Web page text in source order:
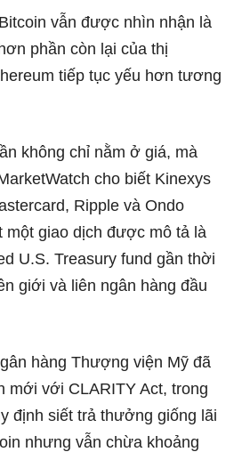
vẫn được nhìn nhận là
phần còn lại của thị
tiếp tục yếu hơn tương
không chỉ nằm ở giá, mà
cho biết Kinexys
Ripple và Ondo
một giao dịch được mô tả là
U.S. Treasury fund gần thời
giới và liên ngân hàng đầu
hàng Thượng viện Mỹ đã
mới với CLARITY Act, trong
định siết trả thưởng giống lãi
nhưng vẫn chừa khoảng